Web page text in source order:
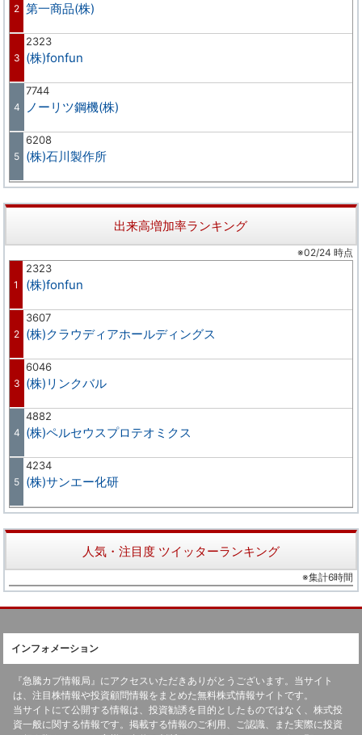
2 第一商品(株)
3
2323
(株)fonfun
4
7744
ノーリツ鋼機(株)
5
6208
(株)石川製作所
出来高増加率ランキング
※02/24 時点
1
2323
(株)fonfun
2
3607
(株)クラウディアホールディングス
3
6046
(株)リンクバル
4
4882
(株)ペルセウスプロテオミクス
5
4234
(株)サンエー化研
人気・注目度 ツイッターランキング
※集計6時間
インフォメーション
『急騰カブ情報局』にアクセスいただきありがとうございます。当サイト
は、注目株情報や投資顧問情報をまとめた無料株式情報サイトです。
当サイトにて公開する情報は、投資勧誘を目的としたものではなく、株式投
資一般に関する情報です。掲載する情報のご利用、ご認識、また実際に投資